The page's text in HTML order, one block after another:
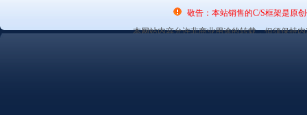
敬告：本站销售的C/S框架是原
本网站内容允许非商业用途的转载，但须保持